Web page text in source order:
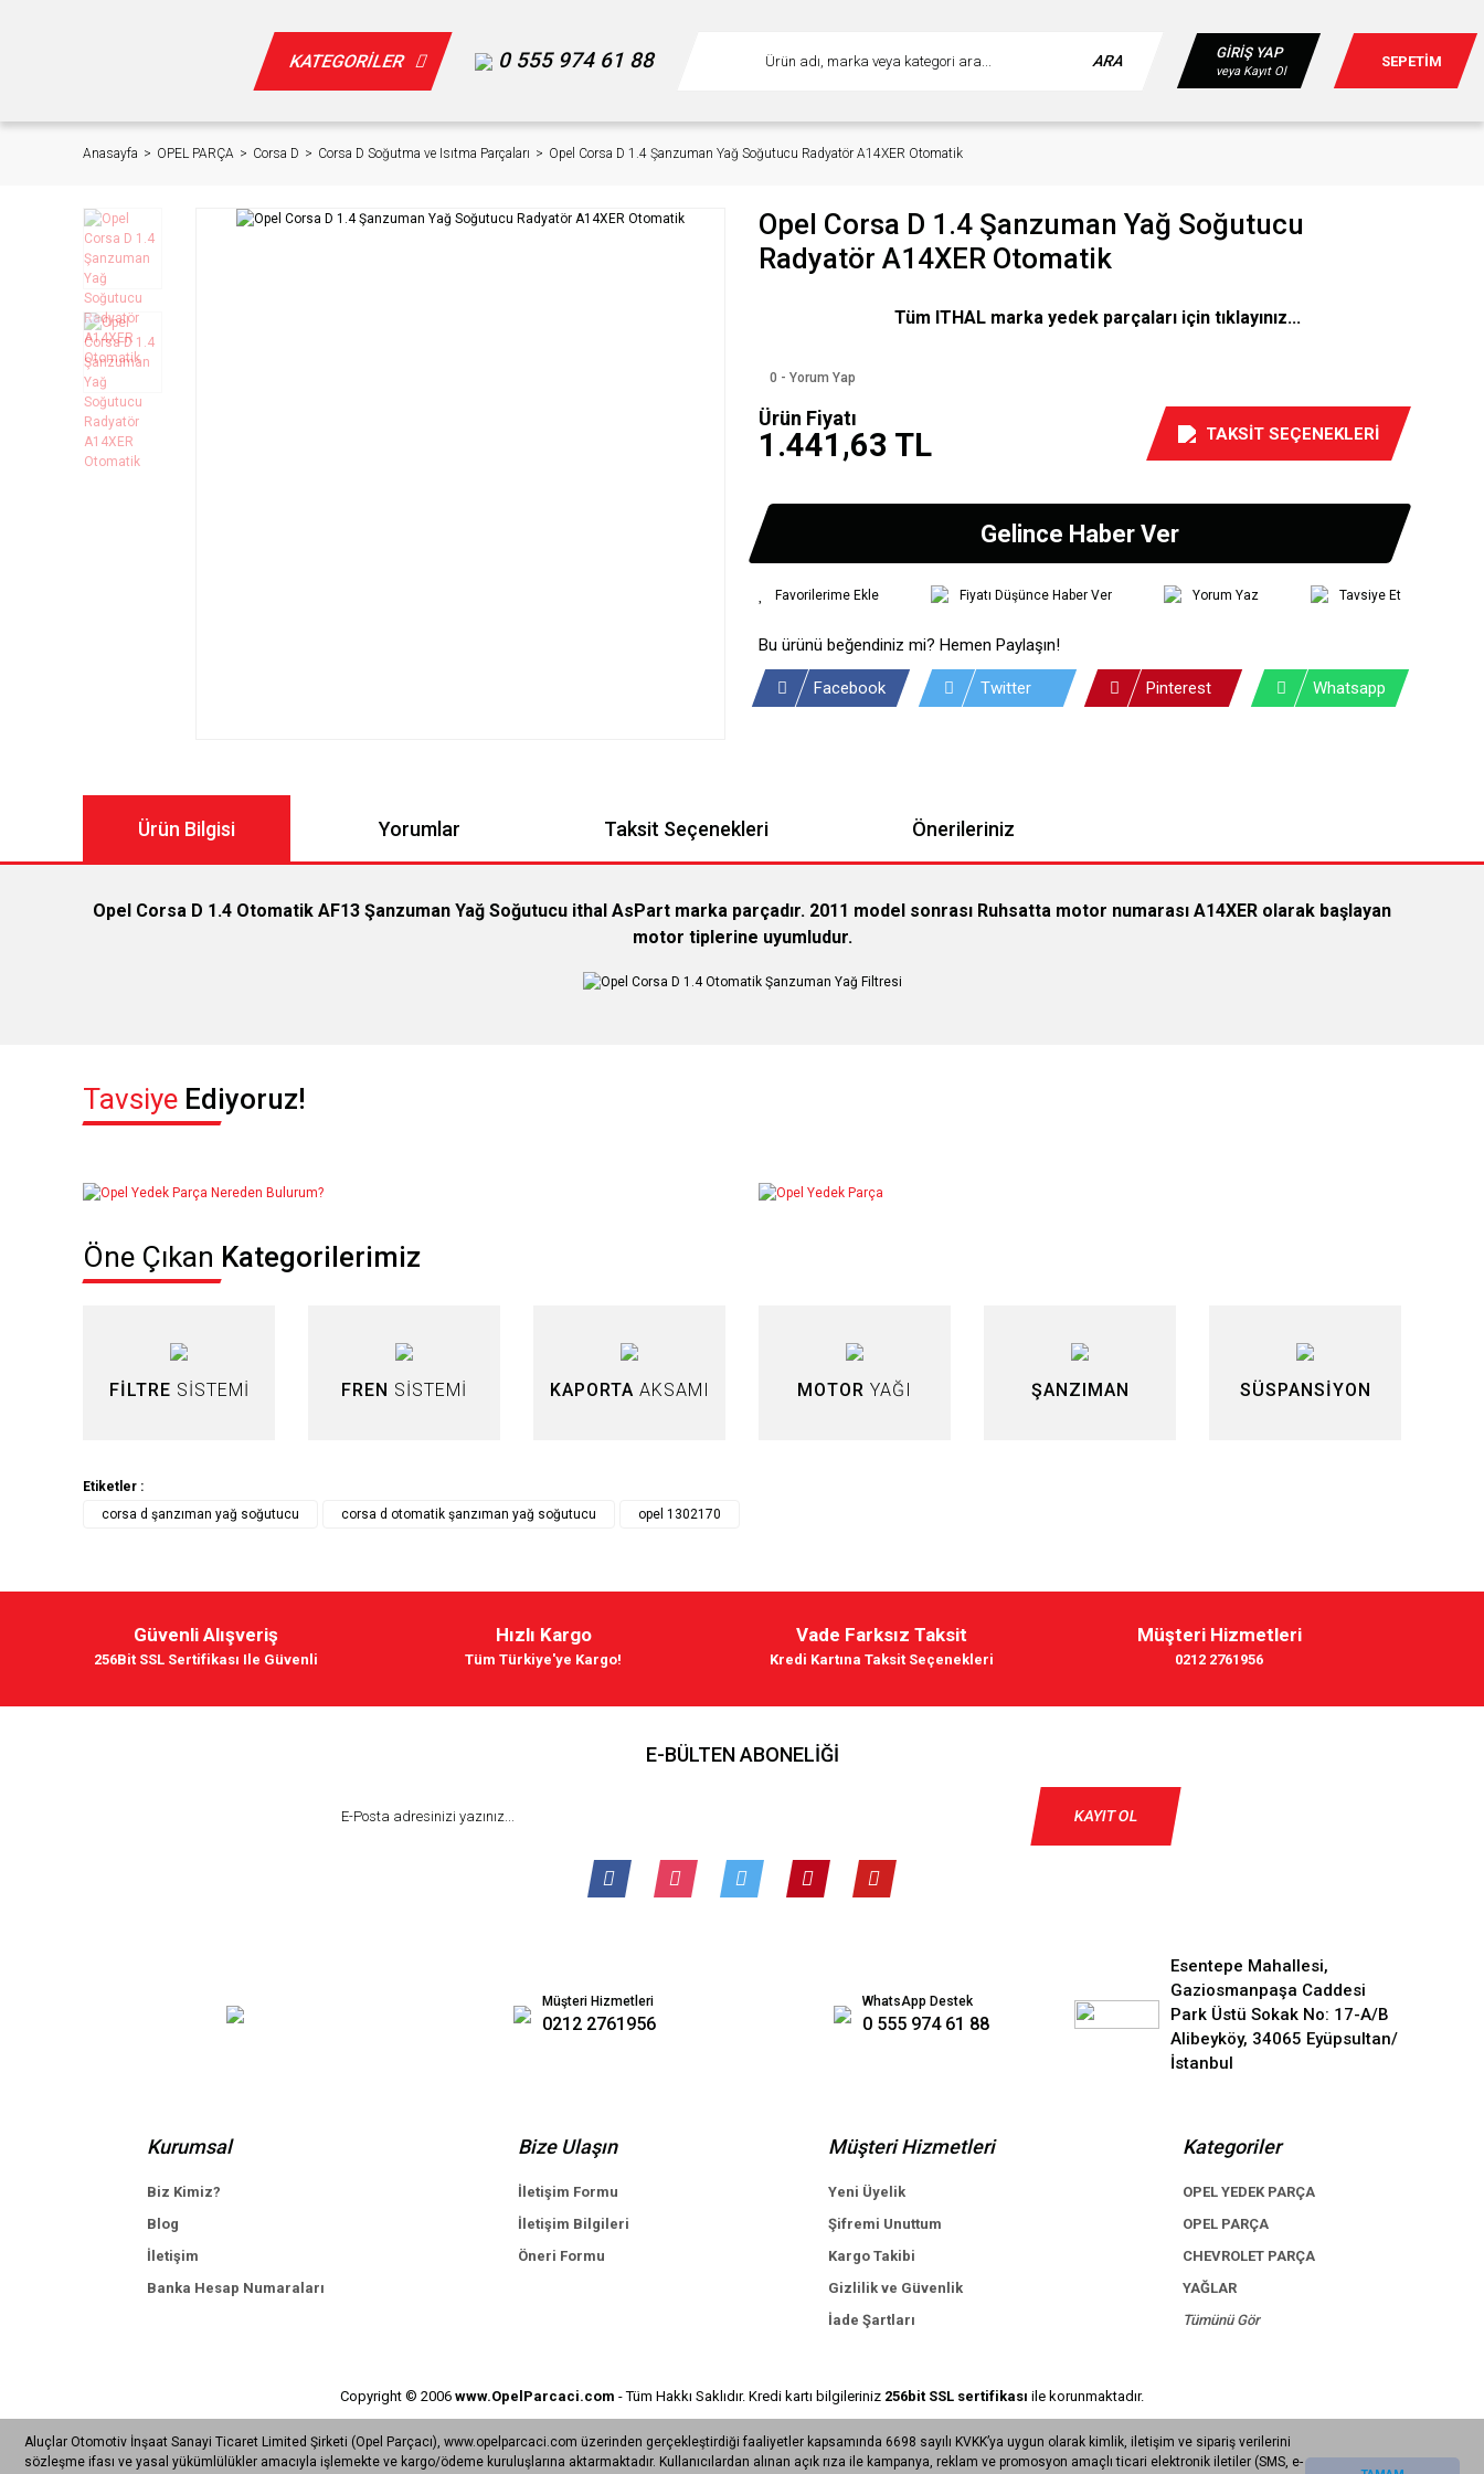
Aluçlar Otomotiv İnşaat Sanayi Ticaret Limited Şirketi (Opel Parçacı), www.opelparcaci.com üzerinden gerçekleştirdiği faaliyetler kapsamında 6698 sayılı KVKK’ya uygun olarak kimlik, iletişim ve sipariş verilerini
sözleşme ifası ve yasal yükümlülükler amacıyla işlemekte ve kargo/ödeme kuruluşlarına aktarmaktadır. Kullanıcılardan alınan açık rıza ile kampanya, reklam ve promosyon amaçlı ticari elektronik iletiler (SMS, e-
KATEGORİLER 0 555 974 61 88 ARA GİRİŞ YAP
veya Kayıt Ol
SEPETİM
Anasayfa OPEL PARÇA Corsa D Corsa D Soğutma ve Isıtma Parçaları Opel Corsa D 1.4 Şanzuman Yağ Soğutucu Radyatör A14XER Otomatik
Opel Corsa D 1.4 Şanzuman Yağ Soğutucu
Radyatör A14XER Otomatik
Tüm ITHAL marka yedek parçaları için tıklayınız...
0 - Yorum Yap
Ürün Fiyatı
1.441,63 TL TAKSİT SEÇENEKLERİ
Gelince Haber Ver
Fiyatı Düşünce Haber Ver Yorum Yaz Tavsiye Et
Bu ürünü beğendiniz mi? Hemen Paylaşın!
Facebook Twitter Pinterest Whatsapp
Ürün Bilgisi Yorumlar Taksit Seçenekleri Önerileriniz
Opel Corsa D 1.4 Otomatik AF13 Şanzuman Yağ Soğutucu ithal AsPart marka parçadır. 2011 model sonrası Ruhsatta motor numarası A14XER olarak başlayan
motor tiplerine uyumludur.
Yorum Yaz
Bu ürünün fiyat bilgisi, resim, ürün açıklamalarında ve diğer konularda yetersiz gördüğünüz noktaları öneri formunu kullanarak tarafımıza iletebilirsiniz.
Görüş ve önerileriniz için teşekkür ederiz.
Ürün açıklamasında eksik bilgiler bulunuyor.
Ürün fiyatı diğer sitelerden daha pahalı.
Bu ürüne benzer farklı alternatifler olmalı.
Tavsiye Ediyoruz!
FEBI / SWAG
Dexron VI Otomatik Şanzıman Yağı 1 Litre Febi
Opel Dexron 6 Otomatik Şanzıman Yağı1 Litre GM
844,06 TL
87,48 TL
Öne Çıkan Kategorilerimiz
FİLTRE SİSTEMİ FREN SİSTEMİ KAPORTA AKSAMI MOTOR YAĞI ŞANZIMAN SÜSPANSİYON
Etiketler :
corsa d şanzıman yağ soğutucu
corsa d otomatik şanzıman yağ soğutucu opel 1302170
Güvenli Alışveriş
256Bit SSL Sertifikası Ile Güvenli
Hızlı Kargo
Tüm Türkiye'ye Kargo!
Vade Farksız Taksit
Kredi Kartına Taksit Seçenekleri
Müşteri Hizmetleri
0212 2761956
E-BÜLTEN ABONELİĞİ
KAYIT OL
Müşteri Hizmetleri
0212 2761956
WhatsApp Destek
0 555 974 61 88
Esentepe Mahallesi,
Gaziosmanpaşa Caddesi
Park Üstü Sokak No: 17-A/B
Alibeyköy, 34065 Eyüpsultan/
İstanbul
Kurumsal
Biz Kimiz?
Blog
İletişim
Banka Hesap Numaraları
Bize Ulaşın
İletişim Formu
İletişim Bilgileri
Öneri Formu
Müşteri Hizmetleri
Yeni Üyelik
Şifremi Unuttum
Kargo Takibi
Gizlilik ve Güvenlik
İade Şartları
Kategoriler
OPEL YEDEK PARÇA
OPEL PARÇA
CHEVROLET PARÇA
YAĞLAR
Tümünü Gör
Copyright © 2006 www.OpelParcaci.com - Tüm Hakkı Saklıdır. Kredi kartı bilgileriniz 256bit SSL sertifikası ile korunmaktadır.